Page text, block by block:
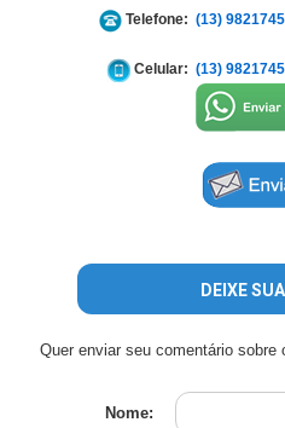
Telefone: (13)
Celular: (13)
DEIXE
Quer enviar seu comentário
Nome: